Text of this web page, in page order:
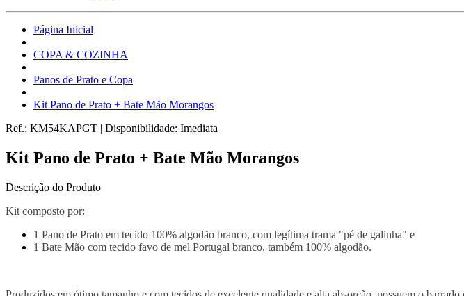
Página Inicial
COPA & COZINHA
Panos de Prato e Copa
Kit Pano de Prato + Bate Mão Morangos
Ref.: KM54KAPGT | Disponibilidade: Imediata
Kit Pano de Prato + Bate Mão Morangos
Descrição do Produto
Kit composto por:
1 Pano de Prato em tecido 100% algodão branco, com legítima trama "pé de galinha" e
1 Bate Mão com tecido favo de mel Portugal branco, também 100% algodão.